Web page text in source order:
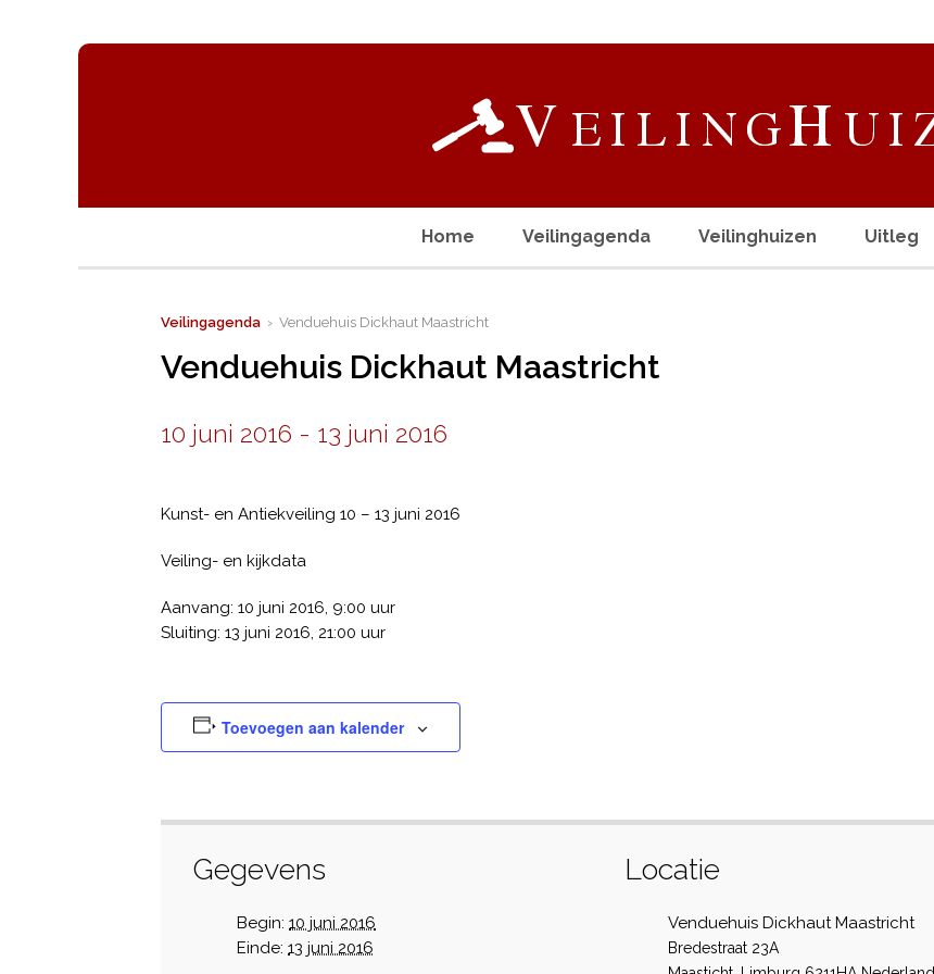
Home Veilingagenda Veilinghuizen Uitleg
Veilingagenda › Venduehuis Dickhaut Maastricht
Venduehuis Dickhaut Maastricht
10 juni 2016 - 13 juni 2016
Kunst- en Antiekveiling 10 – 13 juni 2016
Veiling- en kijkdata
Aanvang: 10 juni 2016, 9:00 uur
Sluiting: 13 juni 2016, 21:00 uur
Toevoegen aan kalender
Gegevens
Begin: 10 juni 2016
Einde: 13 juni 2016
Locatie
Venduehuis Dickhaut Maastricht
Bredestraat 23A